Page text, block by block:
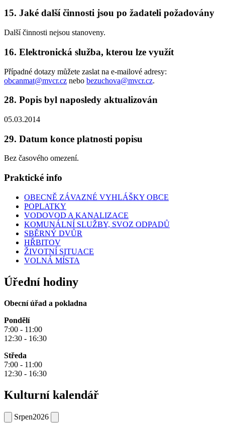
15. Jaké další činnosti jsou po žadateli požadovány
Další činnosti nejsou stanoveny.
16. Elektronická služba, kterou lze využít
Případné dotazy můžete zaslat na e-mailové adresy:
obcanmat@mvcr.cz nebo bezuchova@mvcr.cz.
28. Popis byl naposledy aktualizován
05.03.2014
29. Datum konce platnosti popisu
Bez časového omezení.
Praktické info
OBECNĚ ZÁVAZNÉ VYHLÁŠKY OBCE
POPLATKY
VODOVOD A KANALIZACE
KOMUNÁLNÍ SLUŽBY, SVOZ ODPADŮ
SBĚRNÝ DVŮR
HŘBITOV
ŽIVOTNÍ SITUACE
VOLNÁ MÍSTA
Úřední hodiny
Obecní úřad a pokladna
Pondělí
7:00 - 11:00
12:30 - 16:30
Středa
7:00 - 11:00
12:30 - 16:30
Kulturní kalendář
Srpen2026